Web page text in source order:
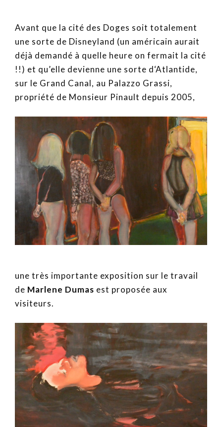
Avant que la cité des Doges soit totalement
une sorte de Disneyland (un américain aurait
déjà demandé à quelle heure on fermait la cité
!!) et qu’elle devienne une sorte d‘Atlantide,
sur le Grand Canal, au Palazzo Grassi,
propriété de Monsieur Pinault depuis 2005,
une très importante exposition sur le travail
de Marlene Dumas est proposée aux
visiteurs.